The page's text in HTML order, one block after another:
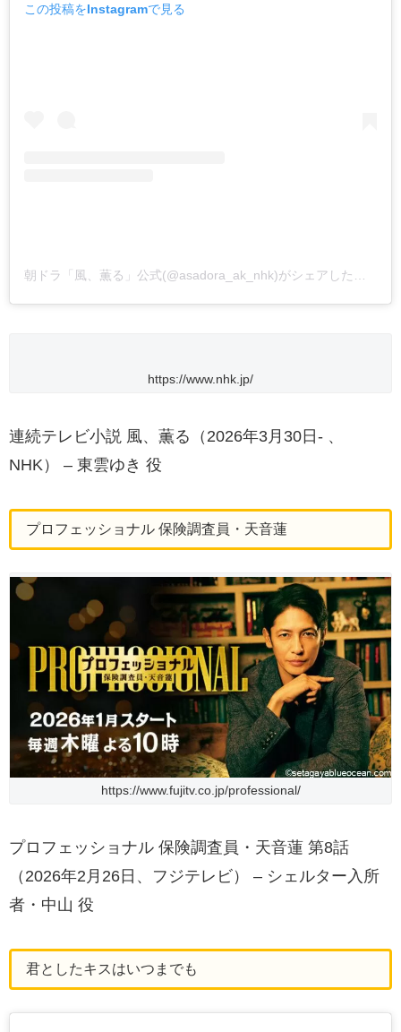
この投稿をInstagramで見る
朝ドラ「風、薫る」公式(@asadora_ak_nhk)がシェアした投稿
https://www.nhk.jp/
連続テレビ小説 風、薫る（2026年3月30日- 、
NHK） – 東雲ゆき 役
プロフェッショナル 保険調査員・天音蓮
https://www.fujitv.co.jp/professional/
プロフェッショナル 保険調査員・天音蓮 第8話
（2026年2月26日、フジテレビ） – シェルター入所
者・中山 役
君としたキスはいつまでも